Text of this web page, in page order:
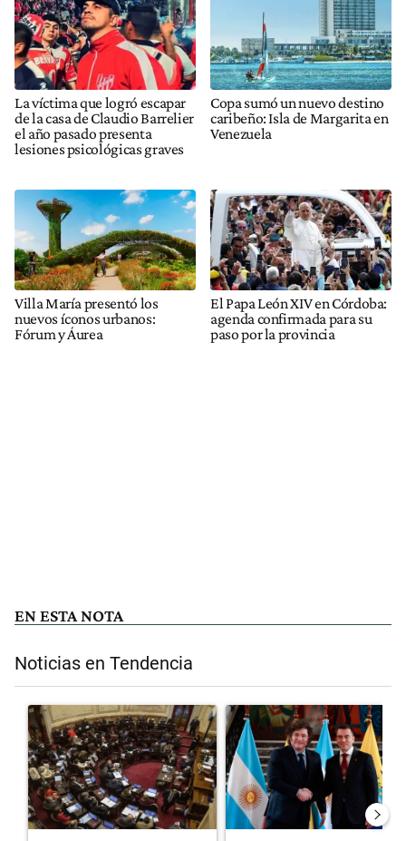
La víctima que logró escapar
de la casa de Claudio Barrelier
el año pasado presenta
lesiones psicológicas graves
Copa sumó un nuevo destino
caribeño: Isla de Margarita en
Venezuela
Villa María presentó los
nuevos íconos urbanos:
Fórum y Áurea
El Papa León XIV en Córdoba:
agenda confirmada para su
paso por la provincia
EN ESTA NOTA
Noticias en Tendencia
Un artículo de tendencia con el título "El Senado dio media sanción
Un artículo de tendencia con el